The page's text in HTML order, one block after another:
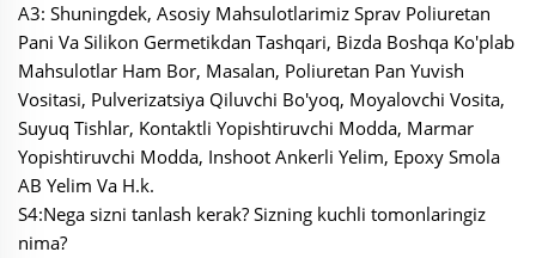
A3: Shuningdek, Asosiy Mahsulotlarimiz Sprav Poliuretan
Pani Va Silikon Germetikdan Tashqari, Bizda Boshqa Ko'plab
Mahsulotlar Ham Bor, Masalan, Poliuretan Pan Yuvish
Vositasi, Pulverizatsiya Qiluvchi Bo'yoq, Moyalovchi Vosita,
Suyuq Tishlar, Kontaktli Yopishtiruvchi Modda, Marmar
Yopishtiruvchi Modda, Inshoot Ankerli Yelim, Epoxy Smola
AB Yelim Va H.k.
S4:Nega sizni tanlash kerak? Sizning kuchli tomonlaringiz
nima?